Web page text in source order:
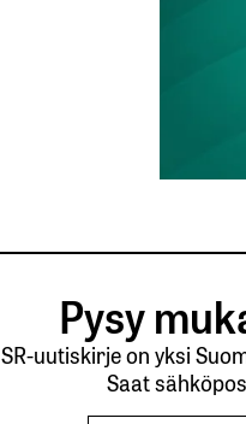
Pysy
SR-uutiskirje on yksi
Saat